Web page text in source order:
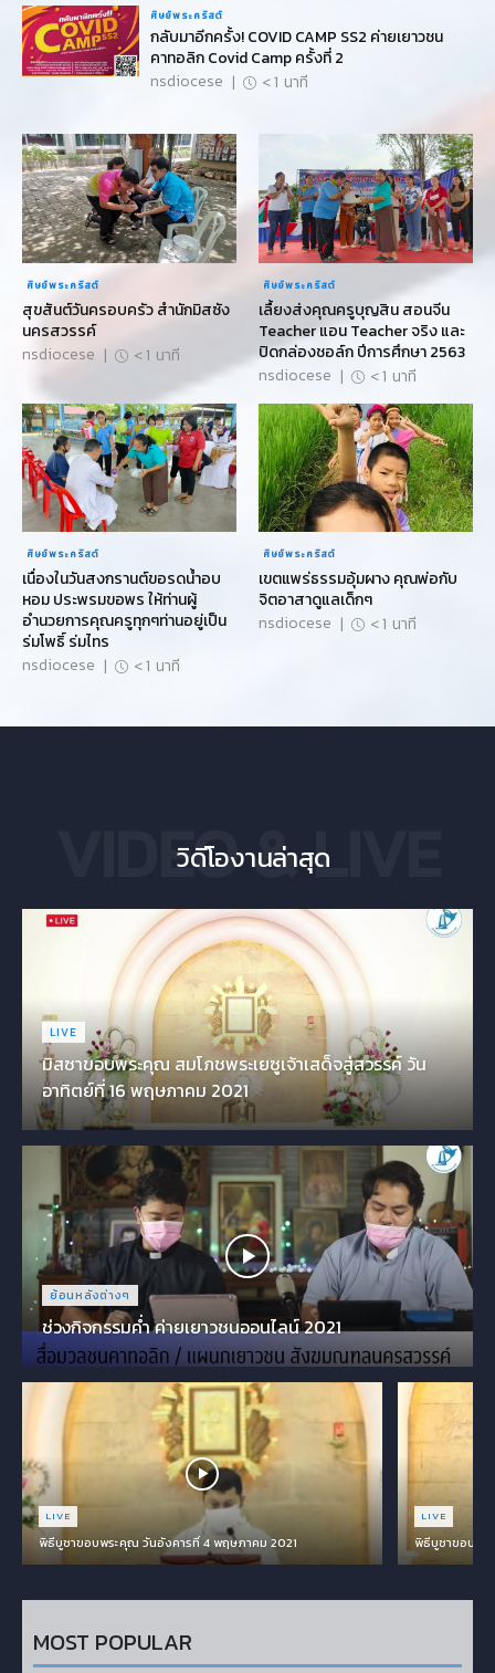
ศิษย์พระคริสต์
กลับมาอีกครั้ง! COVID CAMP SS2 ค่ายเยาวชน
คาทอลิก Covid Camp ครั้งที่ 2
nsdiocese | < 1 นาที
ศิษย์พระคริสต์
สุขสันต์วันครอบครัว สำนักมิสซัง
นครสวรรค์
nsdiocese | < 1 นาที
ศิษย์พระคริสต์
เลื้ยงส่งคุณครูบุญสิน สอนจีน
Teacher แอน Teacher จริง และ
ปิดกล่องชอล์ก ปีการศึกษา 2563
nsdiocese | < 1 นาที
ศิษย์พระคริสต์
เนื่องในวันสงกรานต์ขอรดน้ำอบ
หอม ประพรมขอพร ให้ท่านผู้
อำนวยการคุณครูทุกๆท่านอยู่เป็น
ร่มโพธิ์ ร่มไทร
nsdiocese | < 1 นาที
ศิษย์พระคริสต์
เขตแพร่ธรรมอุ้มผาง คุณพ่อกับ
จิตอาสาดูแลเด็กๆ
nsdiocese | < 1 นาที
วิดีโองานล่าสุด
VIDEO & LIVE
LIVE
มิสซาขอบพระคุณ สมโภชพระเยซูเจ้าเสด็จสู่สวรรค์ วัน
อาทิตย์ที่ 16 พฤษภาคม 2021
ย้อนหลังต่างๆ
ช่วงกิจกรรมค่ำ ค่ายเยาวชนออนไลน์ 2021
LIVE
พิธีบูชาขอบพระคุณ วันอังคารที่ 4 พฤษภาคม 2021
LIVE
พิธีบูชาขอบพร
MOST POPULAR